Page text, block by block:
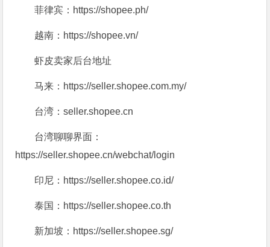
菲律宾：https://shopee.ph/
越南：https://shopee.vn/
虾皮卖家后台地址
马来：https://seller.shopee.com.my/
台湾：seller.shopee.cn
台湾聊聊界面：
https://seller.shopee.cn/webchat/login
印尼：https://seller.shopee.co.id/
泰国：https://seller.shopee.co.th
新加坡：https://seller.shopee.sg/